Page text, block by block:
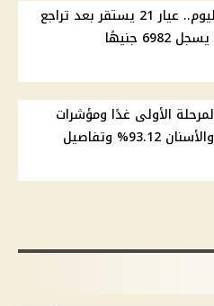
أسعار الذهب اليوم.. عيار 21 يستقر بعد تراجع
الأولى غدًا ومؤشرات
الطب 93.75% والأسنان 93.12% وتفاصيل